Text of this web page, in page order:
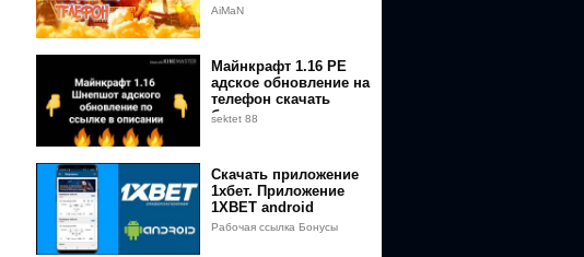
AiMaN
Майнкрафт 1.16 PE
адское обновление на
телефон скачать
бесплатно
sektet 88
Скачать приложение
1хбет. Приложение
1XBET android
Рабочая ссылка Бонусы